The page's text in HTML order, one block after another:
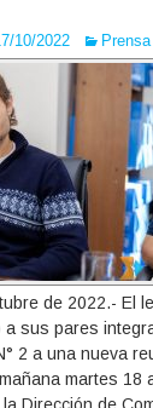
10/2022 Prensa
de 2022.- El
a sus pares
2 a una nueva
martes 18